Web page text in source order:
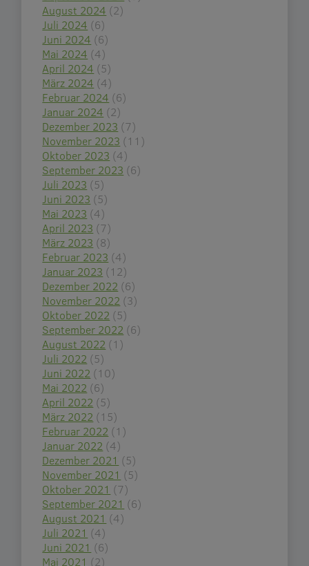
August 2024 (2)
Juli 2024 (6)
Juni 2024 (6)
Mai 2024 (4)
April 2024 (5)
März 2024 (4)
Februar 2024 (6)
Januar 2024 (2)
Dezember 2023 (7)
November 2023 (11)
Oktober 2023 (4)
September 2023 (6)
Juli 2023 (5)
Juni 2023 (5)
Mai 2023 (4)
April 2023 (7)
März 2023 (8)
Februar 2023 (4)
Januar 2023 (12)
Dezember 2022 (6)
November 2022 (3)
Oktober 2022 (5)
September 2022 (6)
August 2022 (1)
Juli 2022 (5)
Juni 2022 (10)
Mai 2022 (6)
April 2022 (5)
März 2022 (15)
Februar 2022 (1)
Januar 2022 (4)
Dezember 2021 (5)
November 2021 (5)
Oktober 2021 (7)
September 2021 (6)
August 2021 (4)
Juli 2021 (4)
Juni 2021 (6)
Mai 2021 (2)